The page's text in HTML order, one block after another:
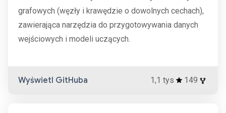
grafowych (węzły i krawędzie o dowolnych cechach),
zawierająca narzędzia do przygotowywania danych
wejściowych i modeli uczących.
Wyświetl GitHuba 1,1 tys 149